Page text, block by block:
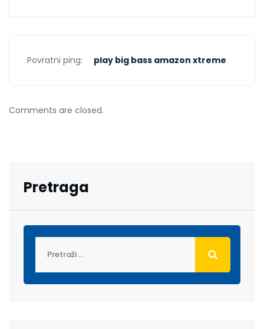
Povratni ping: play big bass amazon xtreme
Comments are closed.
Pretraga